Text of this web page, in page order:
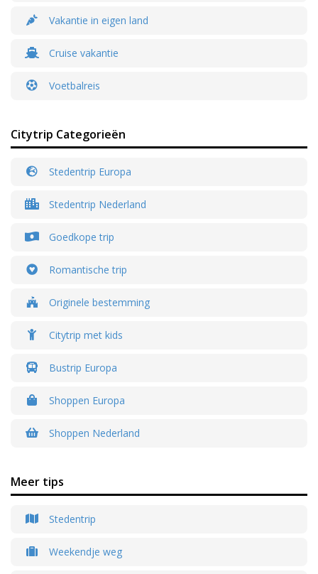
Vakantie in eigen land
Cruise vakantie
Voetbalreis
Citytrip Categorieën
Stedentrip Europa
Stedentrip Nederland
Goedkope trip
Romantische trip
Originele bestemming
Citytrip met kids
Bustrip Europa
Shoppen Europa
Shoppen Nederland
Meer tips
Stedentrip
Weekendje weg